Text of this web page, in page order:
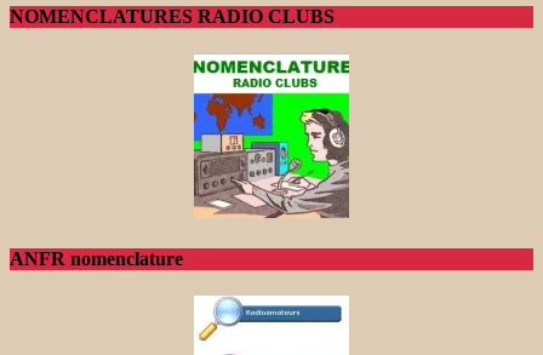
NOMENCLATURES RADIO CLUBS
ANFR nomenclature